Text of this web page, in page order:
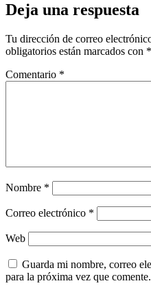
Deja una respuesta
Tu dirección de correo
obligatorios están marcados con *
Comentario *
Nombre *
Correo electrónico *
Web
Guarda mi nombre, correo
para la próxima vez que comente.